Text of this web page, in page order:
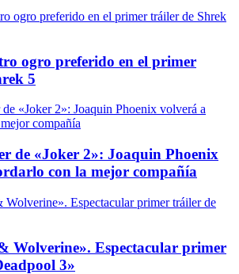
ogro preferido en el primer
5
de «Joker 2»: Joaquin Phoenix
con la mejor compañía
Wolverine». Espectacular primer
3»